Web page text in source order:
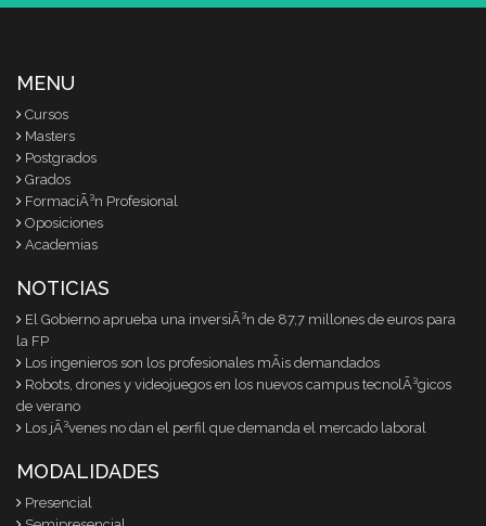
MENU
Cursos
Masters
Postgrados
Grados
FormaciÃ³n Profesional
Oposiciones
Academias
NOTICIAS
El Gobierno aprueba una inversiÃ³n de 87,7 millones de euros para
la FP
Los ingenieros son los profesionales mÃ¡s demandados
Robots, drones y videojuegos en los nuevos campus tecnolÃ³gicos
de verano
Los jÃ³venes no dan el perfil que demanda el mercado laboral
MODALIDADES
Presencial